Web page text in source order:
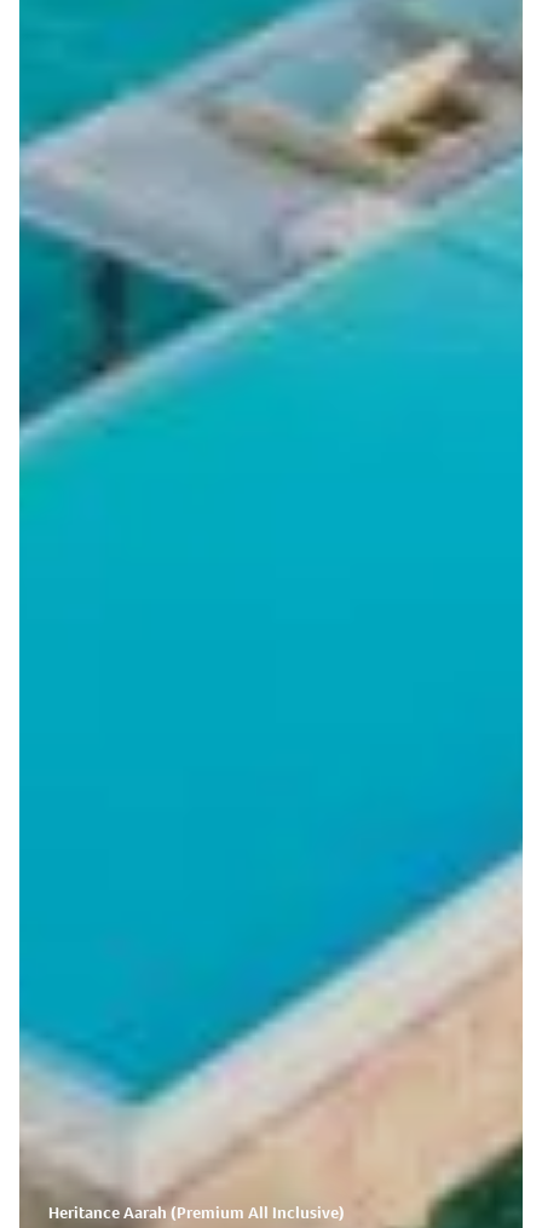
Heritance Aarah (Premium All Inclusive)